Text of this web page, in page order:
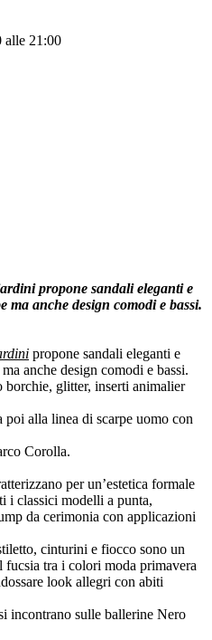
alle 21:00
propone sandali eleganti e
ma anche design comodi e bassi.
propone sandali eleganti e
anche design comodi e bassi.
glitter, inserti animalier
poi alla linea di scarpe uomo con
Corolla.
per un’estetica formale
i classici modelli a punta,
da cerimonia con applicazioni
cinturini e fiocco sono un
fucsia tra i colori moda primavera
look allegri con abiti
incontrano sulle ballerine Nero